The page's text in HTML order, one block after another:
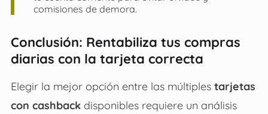
comisiones de demora.
Conclusión: Rentabiliza tus compras
diarias con la tarjeta correcta
Elegir la mejor opción entre las múltiples tarjetas
con cashbackdisponibles requiere un análisis